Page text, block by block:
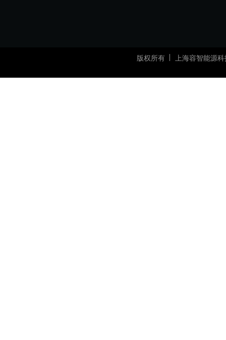
版权所有 上海容智能源